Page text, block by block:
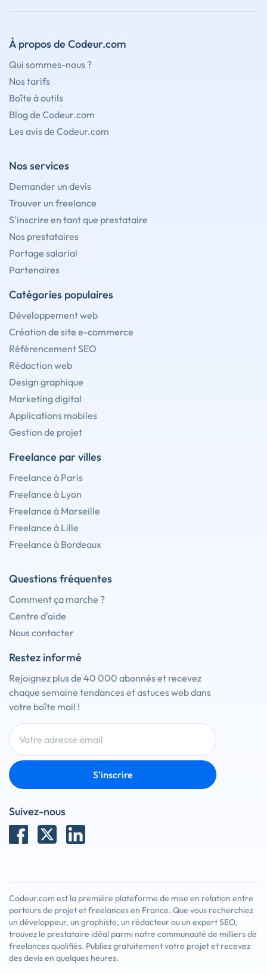
À propos de Codeur.com
Qui sommes-nous ?
Nos tarifs
Boîte à outils
Blog de Codeur.com
Les avis de Codeur.com
Nos services
Demander un devis
Trouver un freelance
S'inscrire en tant que prestataire
Nos prestataires
Portage salarial
Partenaires
Catégories populaires
Développement web
Création de site e-commerce
Référencement SEO
Rédaction web
Design graphique
Marketing digital
Applications mobiles
Gestion de projet
Freelance par villes
Freelance à Paris
Freelance à Lyon
Freelance à Marseille
Freelance à Lille
Freelance à Bordeaux
Questions fréquentes
Comment ça marche ?
Centre d'aide
Nous contacter
Restez informé
Rejoignez plus de 40 000 abonnés et recevez
chaque semaine tendances et astuces web dans
votre boîte mail !
S'inscrire
Suivez-nous
Codeur.com est la première plateforme de mise en relation entre
porteurs de projet et freelances en France. Que vous recherchiez
un développeur, un graphiste, un rédacteur ou un expert SEO,
trouvez le prestataire idéal parmi notre communauté de milliers de
freelances qualifiés. Publiez gratuitement votre projet et recevez
des devis en quelques heures.